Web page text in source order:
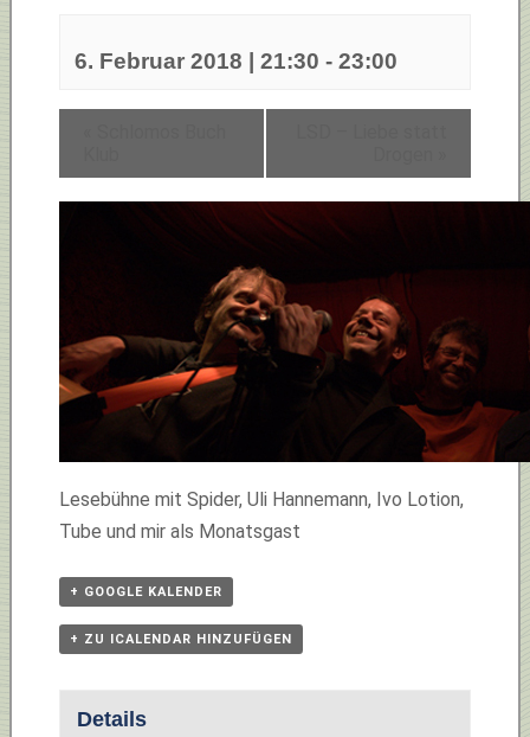
6. Februar 2018 | 21:30 - 23:00
Lesebühne mit Spider, Uli Hannemann, Ivo Lotion,
Tube und mir als Monatsgast
+ GOOGLE KALENDER
+ ZU ICALENDAR HINZUFÜGEN
Details